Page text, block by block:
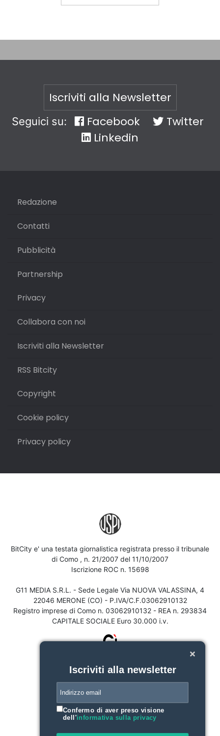
Iscriviti alla Newsletter
Seguici su: Facebook
Twitter
Linkedin
Redazione
Contatti
Pubblicità
Partnership
Privacy
Collabora con noi
Iscriviti alla Newsletter
RSS Bitcity
Copyright
Cookie policy
Privacy policy
BitCity e' una testata giornalistica registrata presso il tribunale
di Como , n. 21/2007 del 11/10/2007
Iscrizione ROC n. 15698
G11 MEDIA S.R.L. - Sede Legale Via NUOVA VALASSINA, 4
22046 MERONE (CO) - P.IVA/C.F.03062910132
Registro imprese di Como n. 03062910132 - REA n. 293834
CAPITALE SOCIALE Euro 30.000 i.v.
Iscriviti alla newsletter
Confermo di aver preso visione
dell'informativa sulla privacy